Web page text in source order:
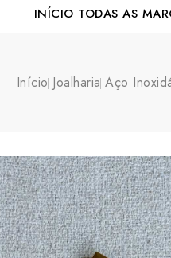
INÍCIO TODAS AS
Início Joalharia Aço